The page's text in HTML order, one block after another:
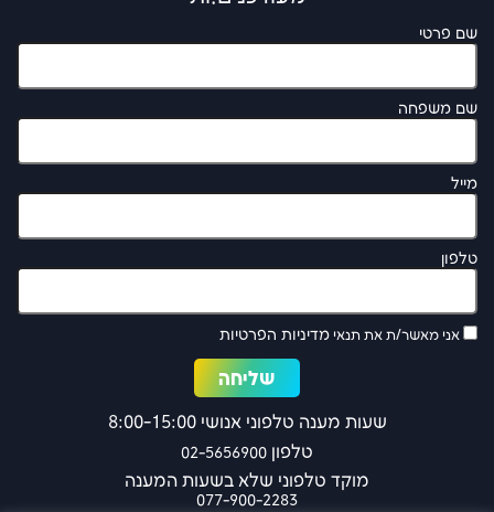
שם פרטי
שם משפחה
מייל
טלפון
אני מאשר/ת את תנאי מדיניות הפרטיות
שעות מענה טלפוני אנושי 8:00-15:00
טלפון 02-5656900
מוקד טלפוני שלא בשעות המענה
077-900-2283